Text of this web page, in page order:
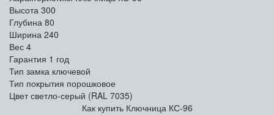
Высота 300
Глубина 80
Ширина 240
Вес 4
Гарантия 1 год
Тип замка ключевой
Тип покрытия порошковое
Цвет светло-серый (RAL 7035)
Как купить Ключница КС-96